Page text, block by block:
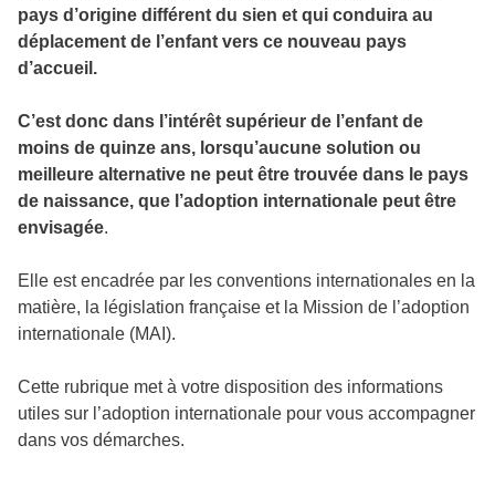
pays d’origine différent du sien et qui conduira au
déplacement de l’enfant vers ce nouveau pays
d’accueil.
C’est donc dans l’intérêt supérieur de l’enfant de
moins de quinze ans, lorsqu’aucune solution ou
meilleure alternative ne peut être trouvée dans le pays
de naissance, que l’adoption internationale peut être
envisagée.
Elle est encadrée par les conventions internationales en la
matière, la législation française et la Mission de l’adoption
internationale (MAI).
Cette rubrique met à votre disposition des informations
utiles sur l’adoption internationale pour vous accompagner
dans vos démarches.